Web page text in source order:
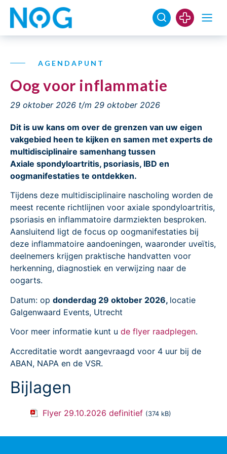
AGENDAPUNT
Oog voor inflammatie
29 oktober 2026 t/m 29 oktober 2026
Dit is uw kans om over de grenzen van uw eigen
vakgebied heen te kijken en samen met experts de
multidisciplinaire samenhang tussen
Axiale spondyloartritis, psoriasis, IBD en
oogmanifestaties te ontdekken.
Tijdens deze multidisciplinaire nascholing worden de
meest recente richtlijnen voor axiale spondyloartritis,
psoriasis en inflammatoire darmziekten besproken.
Aansluitend ligt de focus op oogmanifestaties bij
deze inflammatoire aandoeningen, waaronder uveïtis,
deelnemers krijgen praktische handvatten voor
herkenning, diagnostiek en verwijzing naar de
oogarts.
Datum: op donderdag 29 oktober 2026, locatie
Galgenwaard Events, Utrecht
Voor meer informatie kunt u de flyer raadplegen.
Accreditatie wordt aangevraagd voor 4 uur bij de
ABAN, NAPA en de VSR.
Bijlagen
Flyer 29.10.2026 definitief (374 kB)